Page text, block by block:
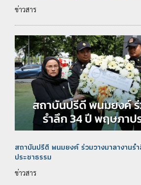
ข่าวสาร
สถาบันปรีดี​ พนม​ยงค์ ร่วมวางมาลางาน​
ประชา​ธรรม​
ข่าวสาร